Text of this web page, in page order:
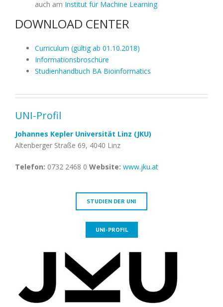
auch am Institut für Machine Learning
DOWNLOAD CENTER
Curriculum (gültig ab 01.10.2018)
Informationsbroschüre
Studienhandbuch BA Bioinformatics
UNI-Profil
Johannes Kepler Universität Linz (JKU)
Altenberger Straße 69, 4040 Linz
Telefon: 0732 2468 0 Website: www.jku.at
STUDIEN DER UNI
UNI-PROFIL